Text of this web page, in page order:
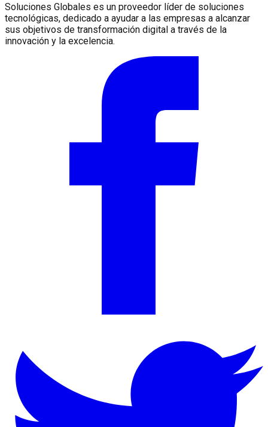
Soluciones Globales es un proveedor líder de soluciones
tecnológicas, dedicado a ayudar a las empresas a alcanzar
sus objetivos de transformación digital a través de la
innovación y la excelencia.